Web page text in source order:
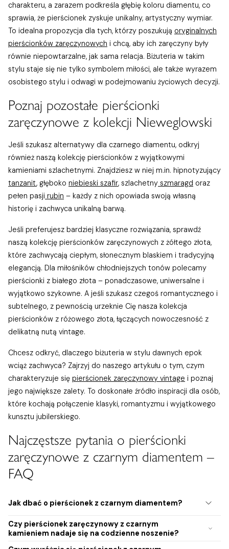
charakteru, a zarazem podkreśla głębię koloru diamentu, co
sprawia, że pierścionek zyskuje unikalny, artystyczny wymiar.
To idealna propozycja dla tych, którzy poszukują oryginalnych
pierścionków zaręczynowych i chcą, aby ich zaręczyny były
równie niepowtarzalne, jak sama relacja. Biżuteria w takim
stylu staje się nie tylko symbolem miłości, ale także wyrazem
osobistego stylu i odwagi w podejmowaniu życiowych decyzji.
Poznaj pozostałe pierścionki
zaręczynowe z kolekcji Nieweglowski
Jeśli szukasz alternatywy dla czarnego diamentu, odkryj
również naszą kolekcję pierścionków z wyjątkowymi
kamieniami szlachetnymi. Znajdziesz w niej m.in. hipnotyzujący
tanzanit, głęboko niebieski szafir, szlachetny szmaragd oraz
pełen pasji rubin – każdy z nich opowiada swoją własną
historię i zachwyca unikalną barwą.
Jeśli preferujesz bardziej klasyczne rozwiązania, sprawdź
naszą kolekcję pierścionków zaręczynowych z żółtego złota,
które zachwycają ciepłym, słonecznym blaskiem i tradycyjną
elegancją. Dla miłośników chłodniejszych tonów polecamy
pierścionki z białego złota – ponadczasowe, uniwersalne i
wyjątkowo szykowne. A jeśli szukasz czegoś romantycznego i
subtelnego, z pewnością urzeknie Cię nasza kolekcja
pierścionków z różowego złota, łączących nowoczesność z
delikatną nutą vintage.
Chcesz odkryć, dlaczego biżuteria w stylu dawnych epok
wciąż zachwyca? Zajrzyj do naszego artykułu o tym, czym
charakteryzuje się pierścionek zaręczynowy vintage i poznaj
jego największe zalety. To doskonałe źródło inspiracji dla osób,
które kochają połączenie klasyki, romantyzmu i wyjątkowego
kunsztu jubilerskiego.
Najczęstsze pytania o pierścionki
zaręczynowe z czarnym diamentem –
FAQ
Jak dbać o pierścionek z czarnym diamentem?
Aby pierścionek z czarnym oczkiem przez lata zachował swój
elegancki wygląd, warto unikać kontaktu z silnymi
Czy pierścionek zaręczynowy z czarnym
kamieniem nadaje się na codzienne noszenie?